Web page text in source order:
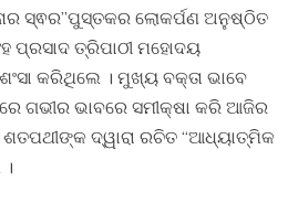
ସ୍ଵର”ପୁସ୍ତକର ଲୋକର୍ପଣ ଅନୁଷ୍ଠିତ
ପ୍ରସାଦ ତ୍ରିପାଠୀ ମହୋଦୟ
କରିଥିଲେ । ମୁଖ୍ୟ ବକ୍ତା ଭାବେ
ଗଭୀର ଭାବରେ ସମୀକ୍ଷା କରି ଆଜିର
ଦ୍ୱାରା ରଚିତ “ଆଧ୍ୟାତ୍ମିକ